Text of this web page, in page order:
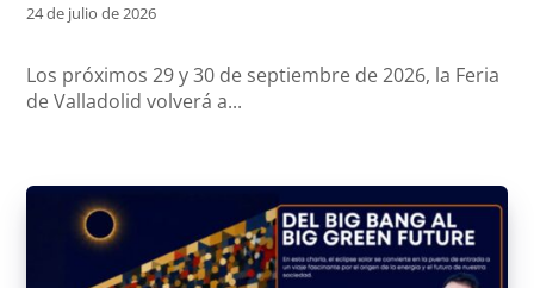
24 de julio de 2026
Los próximos 29 y 30 de septiembre de 2026, la Feria
de Valladolid volverá a...